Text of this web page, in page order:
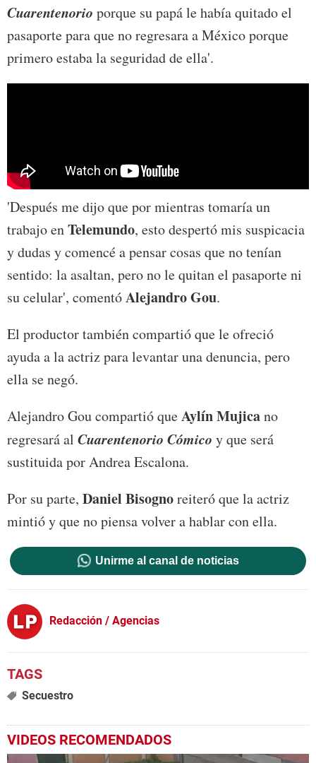
Cuarentenorio porque su papá le había quitado el
pasaporte para que no regresara a México porque
primero estaba la seguridad de ella'.
'Después me dijo que por mientras tomaría un
trabajo enTelemundo, esto despertó mis suspicacia
y dudas y comencé a pensar cosas que no tenían
sentido: la asaltan, pero no le quitan el pasaporte ni
su celular', comentóAlejandro Gou.
El productor también compartió que le ofreció
ayuda a la actriz para levantar una denuncia, pero
ella se negó.
Alejandro Gou compartió queAylín Mujicano
regresará al Cuarentenorio Cómico y que será
sustituida por Andrea Escalona.
Por su parte, Daniel Bisognoreiteró que la actriz
mintió y que no piensa volver a hablar con ella.
Unirme al canal de noticias
Redacción / Agencias
Secuestro
VIDEOS RECOMENDADOS